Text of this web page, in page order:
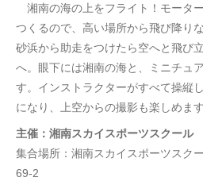
湘南の海の上をフライト！モータ
つくるので、高い場所から飛び降り
砂浜から助走をつけたら空へと飛び
へ。眼下には湘南の海と、ミニチュ
す。インストラクターがすべて操縦
になり、上空からの撮影も楽しめます
主催：湘南スカイスポーツスクール
集合場所：湘南スカイスポーツスク
69-2